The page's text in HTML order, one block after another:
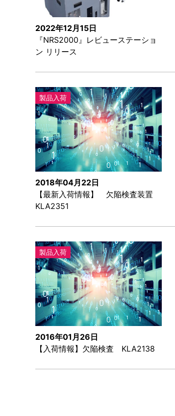
2022年12月15日
『NRS2000』レビューステーショ
ン リリース
2018年04月22日
【最新入荷情報】 欠陥検査装置
KLA2351
製品入荷
2016年01月26日
【入荷情報】欠陥検査 KLA2138
製品入荷